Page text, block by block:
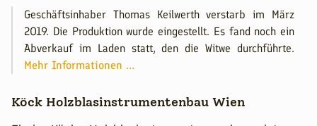
Geschäftsinhaber Thomas Keilwerth verstarb im März
2019. Die Produktion wurde eingestellt. Es fand noch ein
Abverkauf im Laden statt, den die Witwe durchführte.
Mehr Informationen ...
Köck Holzblasinstrumentenbau Wien